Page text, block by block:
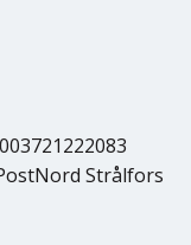
Strålfors